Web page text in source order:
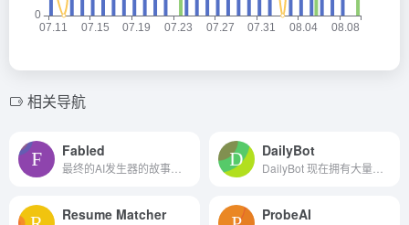
相关导航
Fabled DailyBot
Resume Matcher ProbeAI